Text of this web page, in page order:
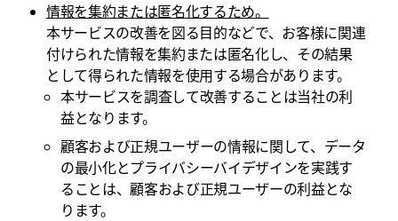
情報を集約または匿名化するため。
本サービスの改善を図る目的などで、お客様に関連
付けられた情報を集約または匿名化し、その結果
として得られた情報を使用する場合があります。
本サービスを調査して改善することは当社の利
益となります。
顧客および正規ユーザーの情報に関して、データ
の最小化とプライバシーバイデザインを実践す
ることは、顧客および正規ユーザーの利益とな
ります。